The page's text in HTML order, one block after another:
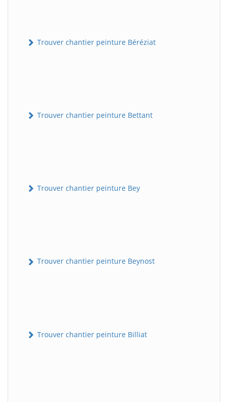
Trouver chantier peinture Béréziat
Trouver chantier peinture Bettant
Trouver chantier peinture Bey
Trouver chantier peinture Beynost
Trouver chantier peinture Billiat